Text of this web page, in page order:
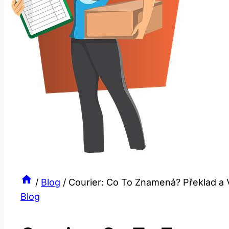
/ Blog / Courier: Co To Znamená? Překlad a
Blog